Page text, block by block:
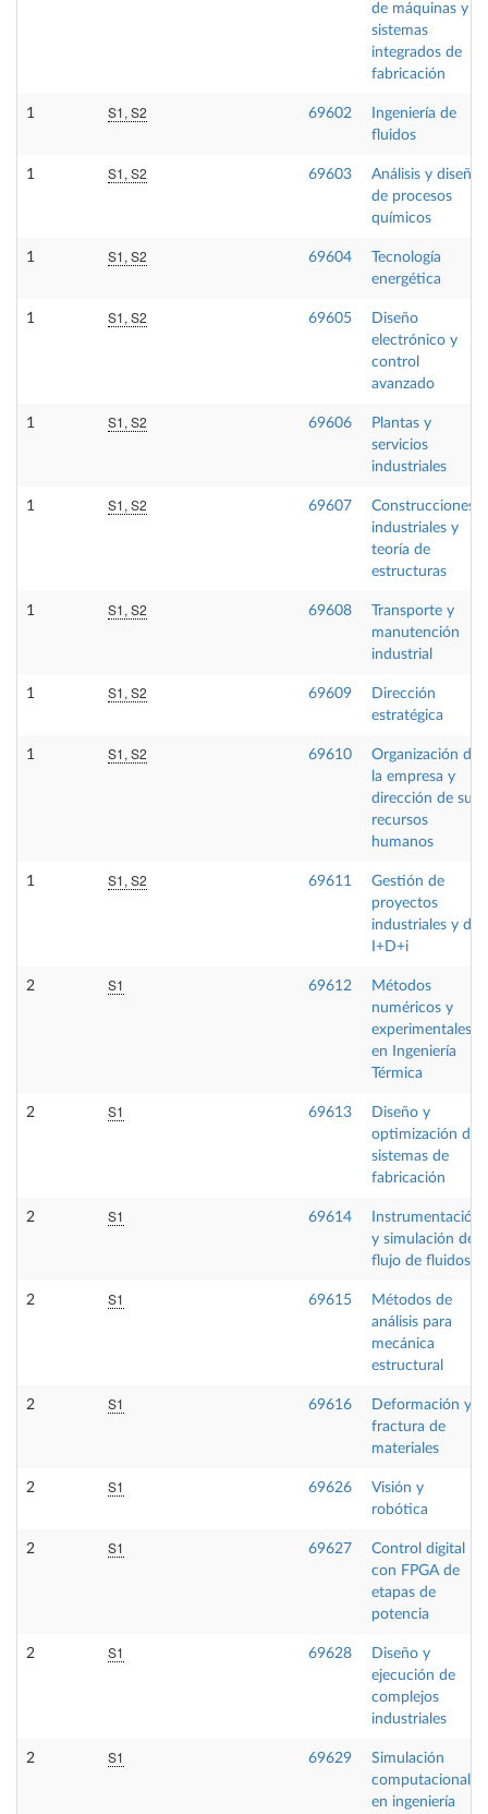
de máquinas y
sistemas
integrados de
fabricación
1 S1, S2 69602
Ingeniería de
fluidos
1 S1, S2 69603
Análisis y diseño
de procesos
químicos
1 S1, S2 69604
Tecnología
energética
1 S1, S2 69605
Diseño
electrónico y
control
avanzado
1 S1, S2 69606
Plantas y
servicios
industriales
1 S1, S2 69607
Construcciones
industriales y
teoría de
estructuras
1 S1, S2 69608
Transporte y
manutención
industrial
1 S1, S2 69609
Dirección
estratégica
1 S1, S2 69610
Organización de
la empresa y
dirección de sus
recursos
humanos
1 S1, S2 69611
Gestión de
proyectos
industriales y de
I+D+i
2 S1 69612
Métodos
numéricos y
experimentales
en Ingeniería
Térmica
2 S1 69613
Diseño y
optimización de
sistemas de
fabricación
2 S1 69614
Instrumentación
y simulación del
flujo de fluidos
2 S1 69615
Métodos de
análisis para
mecánica
estructural
2 S1 69616
Deformación y
fractura de
materiales
2 S1 69626
Visión y
robótica
2 S1 69627
Control digital
con FPGA de
etapas de
potencia
2 S1 69628
Diseño y
ejecución de
complejos
industriales
2 S1 69629
Simulación
computacional
en ingeniería